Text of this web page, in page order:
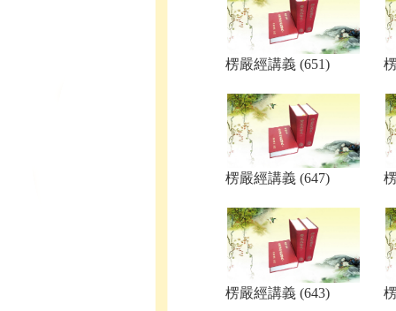
楞嚴經講義 (651)
楞嚴經講義 (647)
楞嚴經講義 (643)